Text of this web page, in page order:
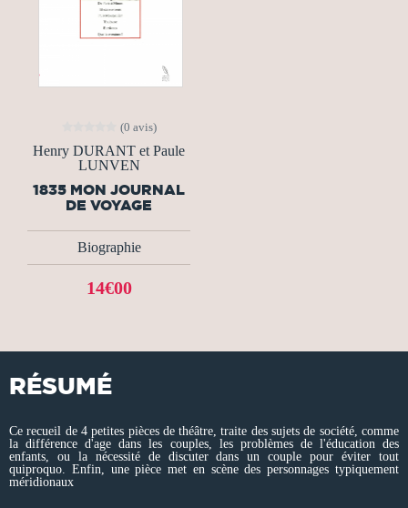
(0 avis)
Henry DURANT et Paule
LUNVEN
1835 MON JOURNAL
DE VOYAGE
Biographie
14€00
RÉSUMÉ
Ce recueil de 4 petites pièces de théâtre, traite des sujets de société, comme
la différence d'age dans les couples, les problèmes de l'éducation des
enfants, ou la nécessité de discuter dans un couple pour éviter tout
quiproquo. Enfin, une pièce met en scène des personnages typiquement
méridionaux